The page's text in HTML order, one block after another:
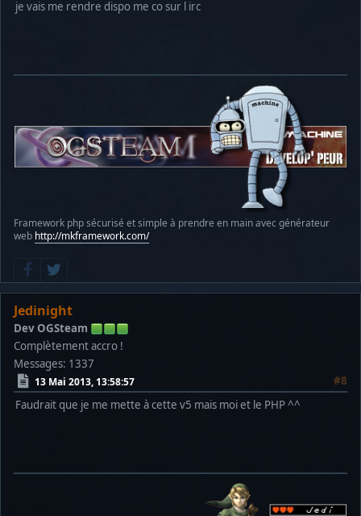
je vais me rendre dispo me co sur l irc
Framework php sécurisé et simple à prendre en main avec générateur
web http://mkframework.com/
Jedinight
Dev OGSteam
Complètement accro !
Messages: 1337
13 Mai 2013, 13:58:57
#8
Faudrait que je me mette à cette v5 mais moi et le PHP ^^